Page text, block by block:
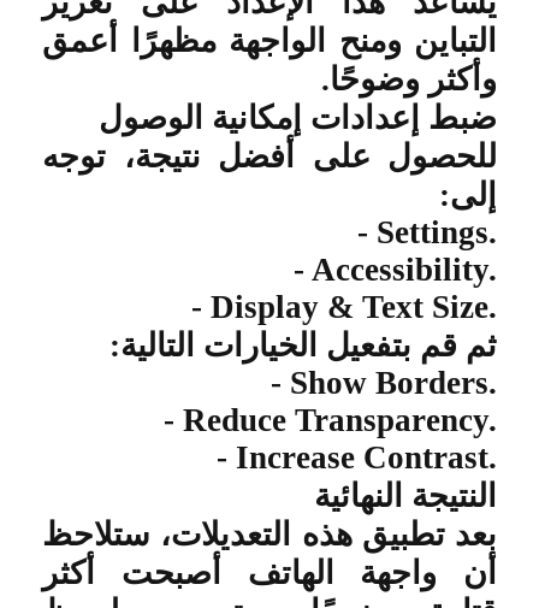
التباين ومنح الواجهة مظهرًا أعمق
وأكثر وضوحًا.
ضبط إعدادات إمكانية الوصول
للحصول على أفضل نتيجة، توجه
إلى:
- Settings.
- Accessibility.
- Display & Text Size.
ثم قم بتفعيل الخيارات التالية:
- Show Borders.
- Reduce Transparency.
- Increase Contrast.
النتيجة النهائية
بعد تطبيق هذه التعديلات، ستلاحظ
أن واجهة الهاتف أصبحت أكثر